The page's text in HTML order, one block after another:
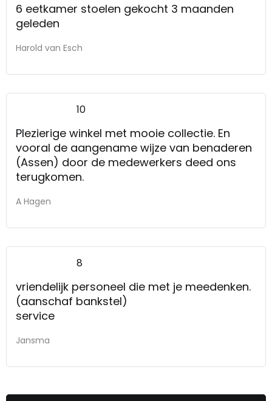
6 eetkamer stoelen gekocht 3 maanden
geleden
Harold van Esch
10
Plezierige winkel met mooie collectie. En
vooral de aangename wijze van benaderen
(Assen) door de medewerkers deed ons
terugkomen.
A Hagen
8
vriendelijk personeel die met je meedenken.
(aanschaf bankstel)
service
Jansma